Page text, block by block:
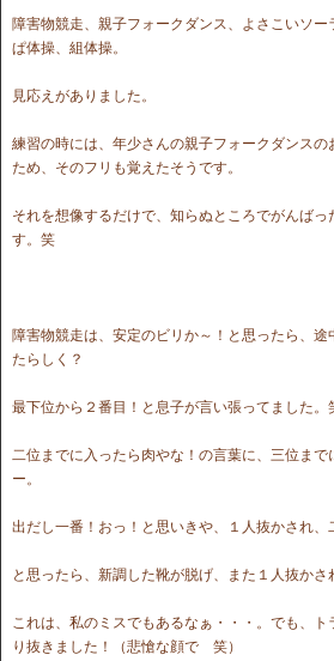
障害物競走、親子フォークダンス、よさこいソ
ぱ体操、組体操。
見応えがありました。
練習の時には、年少さんの親子フォークダンス
ため、そのフリも覚えたそうです。
それを想像するだけで、知らぬところでがんば
す。笑
障害物競走は、安定のビリか～！と思ったら、
たらしく？
最下位から２番目！と息子が言い張ってました。
二位までに入ったら肉やな！の言葉に、三位ま
ー。
出だし一番！おっ！と思いきや、１人抜かされ、
と思ったら、新調した靴が脱げ、また１人抜かさ
これは、私のミスでもあるなぁ・・・。でも、
り抜きました！（悲愴な顔で 笑）